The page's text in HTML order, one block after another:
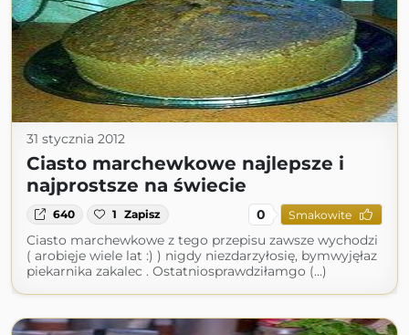
31 stycznia 2012
Ciasto marchewkowe najlepsze i
najprostsze na świecie
640 1 Zapisz 0 Smakowite
Ciasto marchewkowe z tego przepisu zawsze wychodzi
( arobięje wiele lat :) ) nigdy niezdarzyłosię, bymwyjęłaz
piekarnika zakalec . Ostatniosprawdziłamgo (...)